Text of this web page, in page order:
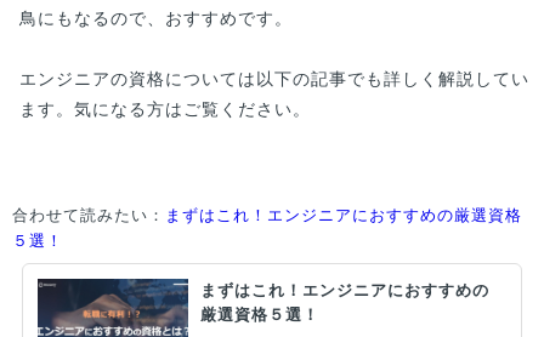
鳥にもなるので、おすすめです。
エンジニアの資格については以下の記事でも詳しく解説してい
ます。気になる方はご覧ください。
合わせて読みたい： まずはこれ！エンジニアにおすすめの厳選資格
５選！
まずはこれ！エンジニアにおすすめの
厳選資格５選！